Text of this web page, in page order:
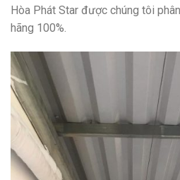
Hòa Phát Star được chúng tôi
hãng 100%.